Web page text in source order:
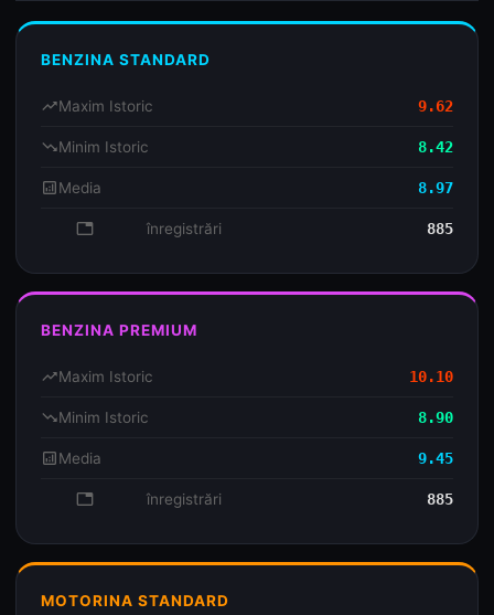
BENZINA STANDARD
trending_upMaxim Istoric 9.62
trending_downMinim Istoric 8.42
analyticsMedia 8.97
database înregistrări 885
BENZINA PREMIUM
trending_upMaxim Istoric 10.10
trending_downMinim Istoric 8.90
analyticsMedia 9.45
database înregistrări 885
MOTORINA STANDARD